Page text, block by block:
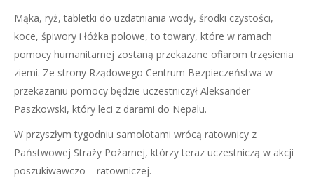
Mąka, ryż, tabletki do uzdatniania wody, środki czystości,
koce, śpiwory i łóżka polowe, to towary, które w ramach
pomocy humanitarnej zostaną przekazane ofiarom trzęsienia
ziemi. Ze strony Rządowego Centrum Bezpieczeństwa w
przekazaniu pomocy będzie uczestniczył Aleksander
Paszkowski, który leci z darami do Nepalu.
W przyszłym tygodniu samolotami wrócą ratownicy z
Państwowej Straży Pożarnej, którzy teraz uczestniczą w akcji
poszukiwawczo – ratowniczej.